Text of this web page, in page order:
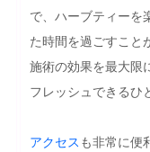
で、ハーブティーを
た時間を過ごすこと
施術の効果を最大限
フレッシュできるひ
アクセス も非常に便